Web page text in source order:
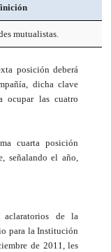
mutualistas.
posición deberá
dicha clave
ocupar las cuatro
cuarta posición
señalando el año,
de la
para la Institución
de 2011, les